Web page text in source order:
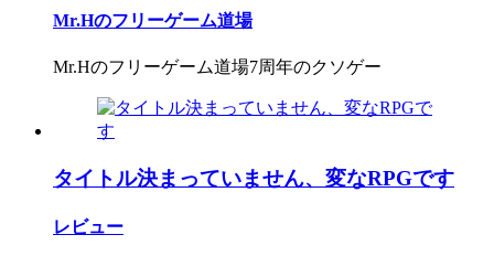
Mr.Hのフリーゲーム道場
Mr.Hのフリーゲーム道場7周年のクソゲー
タイトル決まっていません、変なRPGです
レビュー